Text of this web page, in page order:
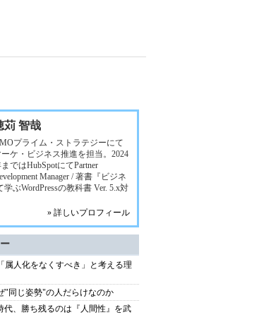
苅 智哉
プライム・ストラテジーにて
ーケ・ビジネス推進を担当。2024
ではHubSpotにてPartner
Manager / 著書『ビジネ
ぶWordPressの教科書 Ver. 5.x対
» 詳しいプロフィール
人化をなくすべき」と考える理
"同じ姿勢"の人だらけなのか
、勝ち残るのは『人間性』を武